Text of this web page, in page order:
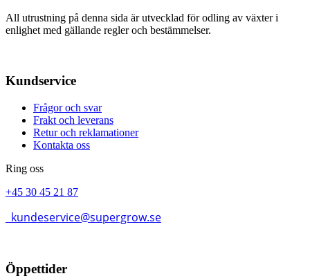
All utrustning på denna sida är utvecklad för odling av växter i
enlighet med gällande regler och bestämmelser.
Kundservice
Frågor och svar
Frakt och leverans
Retur och reklamationer
Kontakta oss
Ring oss
+45 30 45 21 87
kundeservice@supergrow.se
Öppettider